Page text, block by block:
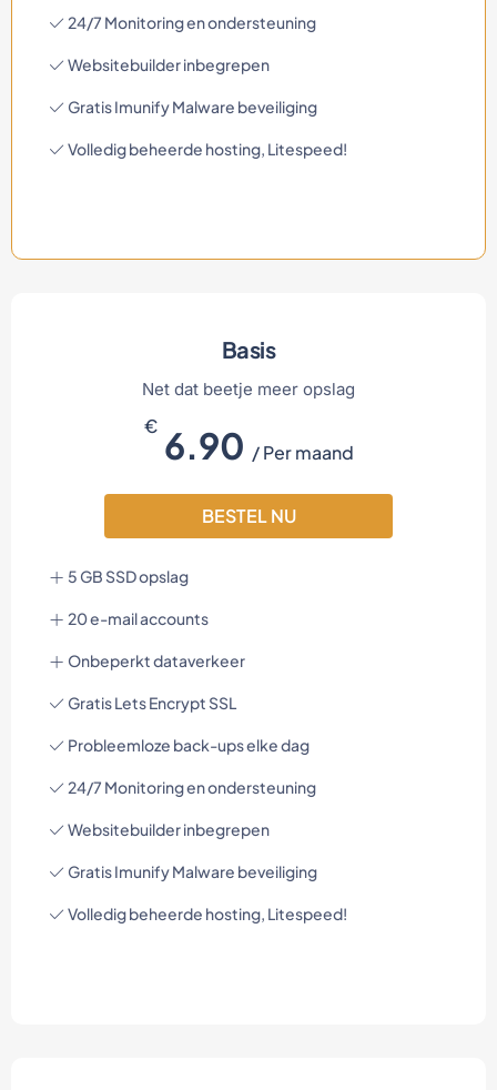
24/7 Monitoring en ondersteuning
Websitebuilder inbegrepen
Gratis Imunify Malware beveiliging
Volledig beheerde hosting, Litespeed!
Basis
Net dat beetje meer opslag
€6.90 / Per maand
BESTEL NU
5 GB SSD opslag
20 e-mail accounts
Onbeperkt dataverkeer
Gratis Lets Encrypt SSL
Probleemloze back-ups elke dag
24/7 Monitoring en ondersteuning
Websitebuilder inbegrepen
Gratis Imunify Malware beveiliging
Volledig beheerde hosting, Litespeed!